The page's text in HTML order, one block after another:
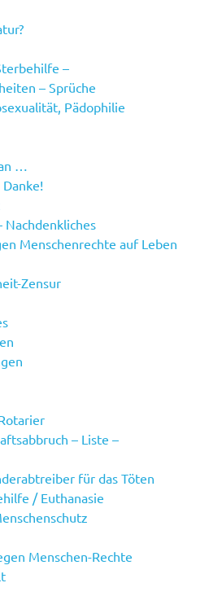
–
– Sprüche
Pädophilie
…
Nachdenkliches
Menschenrechte auf Leben
Zensur
– Liste –
für das Töten
/ Euthanasie
Menschen-Rechte